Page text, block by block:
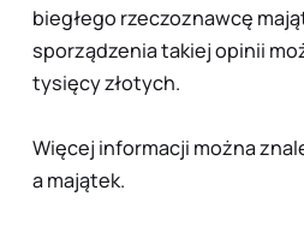
biegłego rzeczoznawcę
sporządzenia takiej opinii
tysięcy złotych.
Więcej informacji można
a majątek.